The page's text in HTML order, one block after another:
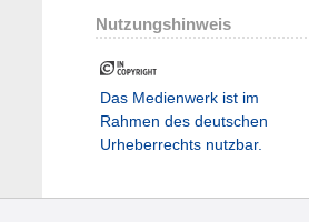
Nutzungshinweis
Das Medienwerk ist im
Rahmen des deutschen
Urheberrechts nutzbar.